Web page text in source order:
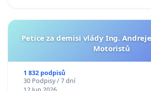
Petice za demisi vlády Ing. Andreje
Motoristů
1 832 podpisů
30 Podpisy / 7 dní